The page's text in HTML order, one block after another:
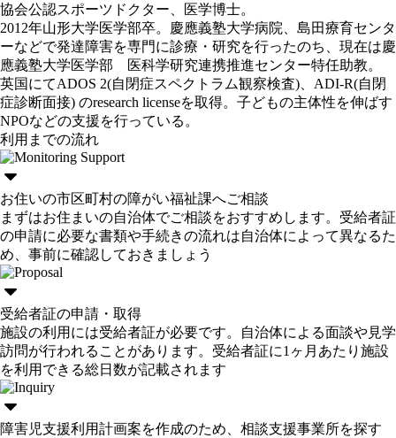
協会公認スポーツドクター、医学博士。
2012年山形大学医学部卒。慶應義塾大学病院、島田療育センタ
ーなどで発達障害を専門に診療・研究を行ったのち、現在は慶
應義塾大学医学部 医科学研究連携推進センター特任助教。
英国にてADOS 2(自閉症スペクトラム観察検査)、ADI-R(自閉
症診断面接) のresearch licenseを取得。子どもの主体性を伸ばす
NPOなどの支援を行っている。
利用までの流れ
お住いの市区町村の障がい福祉課へご相談
まずはお住まいの自治体でご相談をおすすめします。受給者証
の申請に必要な書類や手続きの流れは自治体によって異なるた
め、事前に確認しておきましょう
受給者証の申請・取得
施設の利用には受給者証が必要です。自治体による面談や見学
訪問が行われることがあります。受給者証に1ヶ月あたり施設
を利用できる総日数が記載されます
障害児支援利用計画案を作成のため、相談支援事業所を探す